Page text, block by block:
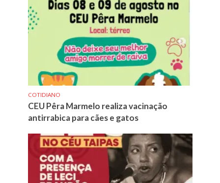
COTIDIANO
CEU Pêra Marmelo realiza vacinação
antirrabica para cães e gatos